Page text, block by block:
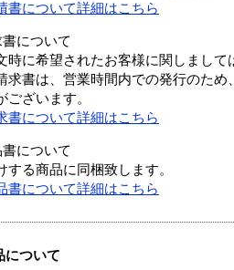
書について詳細はこちら
について
時に希望されたお客様に関しまして
求書は、営業時間内での発行のた
ございます。
書について詳細はこちら
について
する商品に同梱致します。
書について詳細はこちら
について